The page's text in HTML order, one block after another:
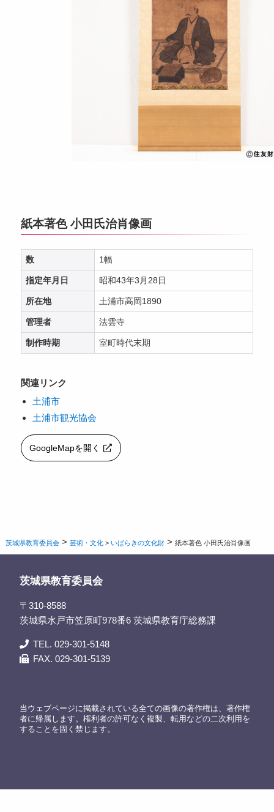
紙本著色 小田氏治肖像画
数 1幅
指定年月日 昭和43年3月28日
所在地 土浦市高岡1890
管理者 法雲寺
制作時期 室町時代末期
関連リンク
土浦市
土浦市観光協会
GoogleMapを開く
茨城県教育委員会 >芸術・文化 > いばらきの文化財 >紙本著色 小田氏治肖像画
茨城県教育委員会
〒310-8588
茨城県水戸市笠原町978番6 茨城県教育庁総務課
TEL. 029-301-5148
FAX. 029-301-5139
当ウェブページに掲載されている全ての画像の著作権は、著作権
者に帰属します。権利者の許可なく複製、転用などの二次利用を
することを固く禁じます。